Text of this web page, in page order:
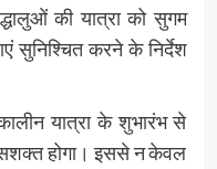
की यात्रा को सुगम
सुनिश्चित करने के निर्देश
यात्रा के शुभारंभ से
सशक्त होगा। इससे न केवल